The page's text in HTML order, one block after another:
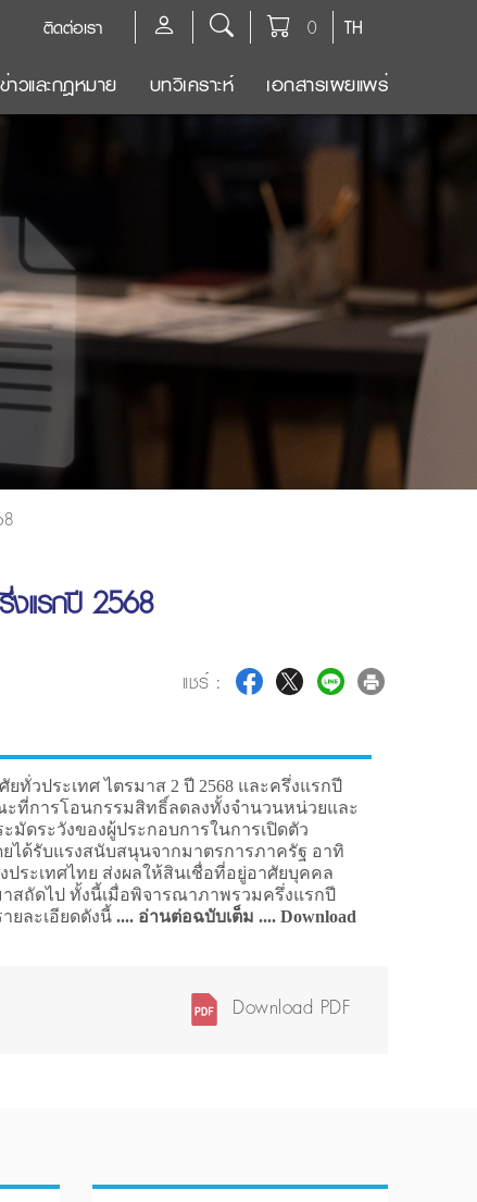
TH
0
ติดต่อเรา
ข่าวและกฎหมาย บทวิเคราะห์ เอกสารเผยแพร่
งแรกปี 2568
แชร์ :
วประเทศ ไตรมาส 2 ปี 2568 และครึ่งแรกปี
ะที่การโอนกรรมสิทธิ์ลดลงทั้งจำนวนหน่วยและ
ดระวังของผู้ประกอบการในการเปิดตัว
ได้รับแรงสนับสนุนจากมาตรการภาครัฐ อาทิ
ระเทศไทย ส่งผลให้สินเชื่อที่อยู่อาศัยบุคคล
สถัดไป ทั้งนี้เมื่อพิจารณาภาพรวมครึ่งแรกปี
ยละเอียดดังนี้ .... อ่านต่อฉบับเต็ม .... Download
Download PDF